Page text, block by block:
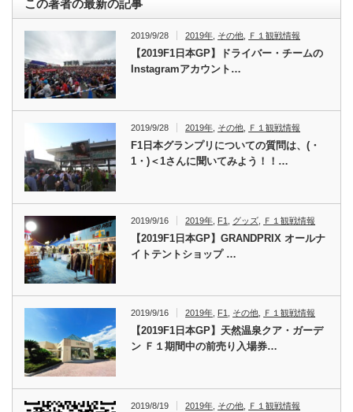
この著者の最新の記事
2019/9/28 2019年 その他 Ｆ１観戦情報
【2019F1日本GP】ドライバー・チームの
Instagramアカウント…
2019/9/28 2019年, その他, Ｆ１観戦情報
F1日本グランプリについての質問は、(・
1・)＜1さんに聞いてみよう！！…
2019/9/16 2019年 F1 グッズ Ｆ１観戦情報
【2019F1日本GP】GRANDPRIX オールナ
イトテントショップ …
2019/9/16 2019年 F1 その他 Ｆ１観戦情報
【2019F1日本GP】天然温泉クア・ガーデ
ン Ｆ１期間中の前売り入場券…
2019/8/19 2019年 その他 Ｆ１観戦情報